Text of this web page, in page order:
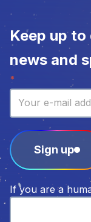
Keep up
news and
Newsletter
*
Sign up
If you are a